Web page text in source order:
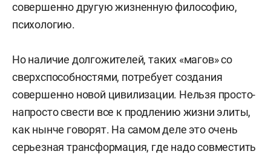
совершенно другую жизненную философию,
психологию.
Но наличие долгожителей, таких «магов» со
сверхспособностями, потребует создания
совершенно новой цивилизации. Нельзя просто-
напросто свести все к продлению жизни элиты,
как нынче говорят. На самом деле это очень
серьезная трансформация, где надо совместить